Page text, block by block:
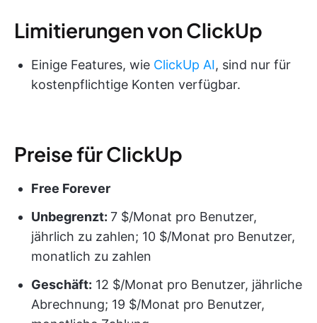
Limitierungen von ClickUp
Einige Features, wie ClickUp AI, sind nur für
kostenpflichtige Konten verfügbar.
Preise für ClickUp
Free Forever
Unbegrenzt: 7 $/Monat pro Benutzer,
jährlich zu zahlen; 10 $/Monat pro Benutzer,
monatlich zu zahlen
Geschäft: 12 $/Monat pro Benutzer, jährliche
Abrechnung; 19 $/Monat pro Benutzer,